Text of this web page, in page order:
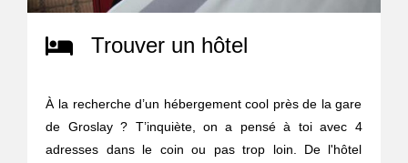
Trouver un hôtel
À la recherche d’un hébergement cool près de la gare
de Groslay ? T’inquiète, on a pensé à toi avec 4
adresses dans le coin ou pas trop loin. De l'hôtel